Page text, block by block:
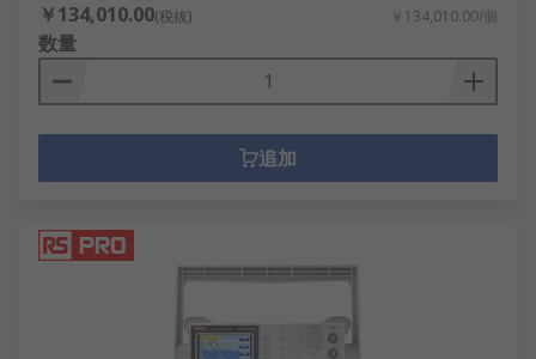
￥134,010.00(税抜) ￥134,010.00/個
数量
追加